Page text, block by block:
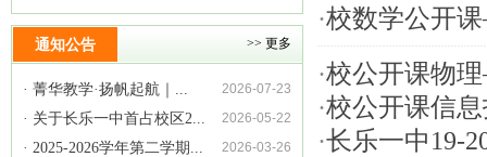
·校数学公开
·校公开课物
·校公开课信
·长乐一中19-
通知公告 >> 更多
· 菁华教学·扬帆起航｜... 2026-07-23
· 关于长乐一中首占校区2... 2026-05-22
· 2025-2026学年第二学期... 2026-03-26